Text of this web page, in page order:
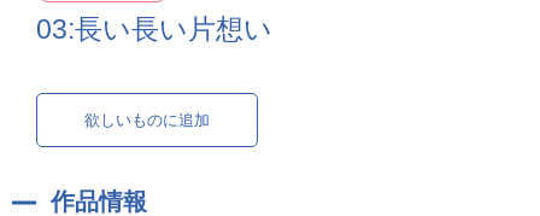
03:長い長い片想い
欲しいものに追加
作品情報